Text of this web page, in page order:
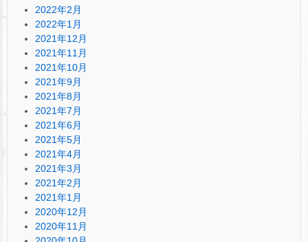
2022年2月
2022年1月
2021年12月
2021年11月
2021年10月
2021年9月
2021年8月
2021年7月
2021年6月
2021年5月
2021年4月
2021年3月
2021年2月
2021年1月
2020年12月
2020年11月